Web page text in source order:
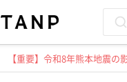
【重要】令和8年熊本地震の